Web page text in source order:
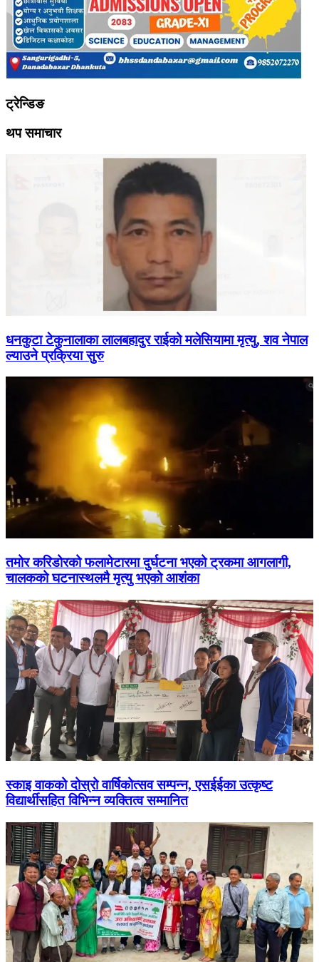
ट्रेन्डिङ
थप समाचार
धनकुटा टेकुनालाका लालबहादुर राईको मलेसियामा मृत्यु, शव नेपाल
ल्याउने प्रक्रिया सुरु
तमोर करिडोरको फलामेटारमा दुर्घटना भएको ट्रकमा आगलागी,
चालकको घटनास्थलमै मृत्यु भएको आशंका
स्काइ वाकको दोस्रो वार्षिकोत्सव सम्पन्न, एसईईका उत्कृष्ट
विद्यार्थीसहित विभिन्न व्यक्तित्व सम्मानित